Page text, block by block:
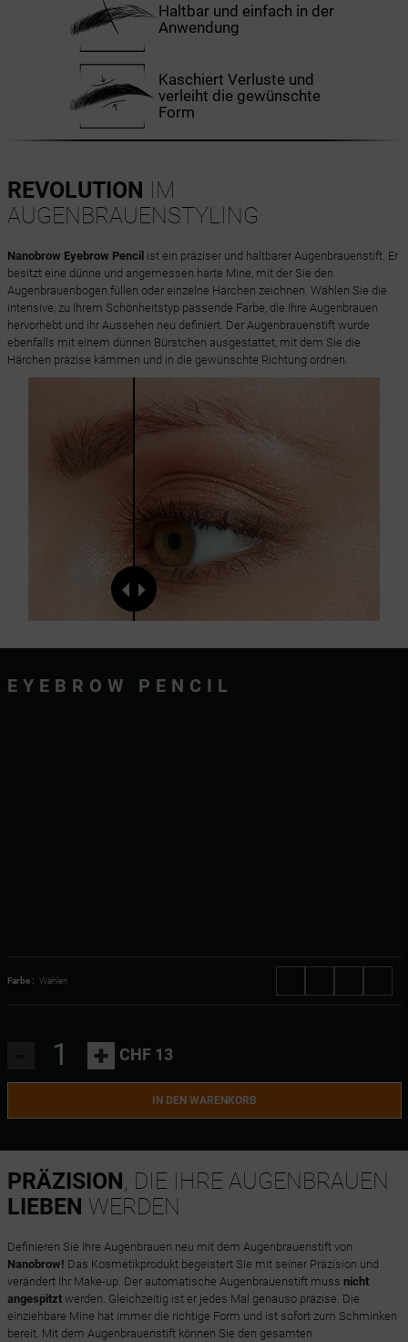
Haltbar und einfach in der
Anwendung
Kaschiert Verluste und
verleiht die gewünschte
Form
REVOLUTION IM
AUGENBRAUENSTYLING
Nanobrow Eyebrow Pencil ist ein präziser und haltbarer Augenbrauenstift. Er
besitzt eine dünne und angemessen harte Mine, mit der Sie den
Augenbrauenbogen füllen oder einzelne Härchen zeichnen. Wählen Sie die
intensive, zu Ihrem Schönheitstyp passende Farbe, die Ihre Augenbrauen
hervorhebt und ihr Aussehen neu definiert. Der Augenbrauenstift wurde
ebenfalls mit einem dünnen Bürstchen ausgestattet, mit dem Sie die
Härchen präzise kämmen und in die gewünschte Richtung ordnen.
EYEBROW PENCIL
Farbe : Wählen
+ CHF 13
IN DEN WARENKORB
PRÄZISION, DIE IHRE AUGENBRAUEN
LIEBEN WERDEN
Definieren Sie Ihre Augenbrauen neu mit dem Augenbrauenstift von
Nanobrow! Das Kosmetikprodukt begeistert Sie mit seiner Präzision und
verändert Ihr Make-up. Der automatische Augenbrauenstift muss nicht
angespitztwerden. Gleichzeitig ist er jedes Mal genauso präzise. Die
einziehbare Mine hat immer die richtige Form und ist sofort zum Schminken
bereit. Mit dem Augenbrauenstift können Sie den gesamten